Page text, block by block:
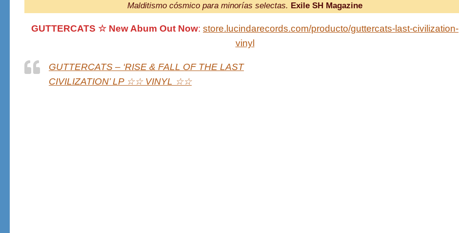
Malditismo cósmico para minorías selectas. Exile SH Magazine
GUTTERCATS ☆ New Abum Out Now: store.lucindarecords.com/producto/guttercats-last-civilization-
vinyl
GUTTERCATS – ‘RISE & FALL OF THE LAST
CIVILIZATION’ LP ☆☆ VINYL ☆☆